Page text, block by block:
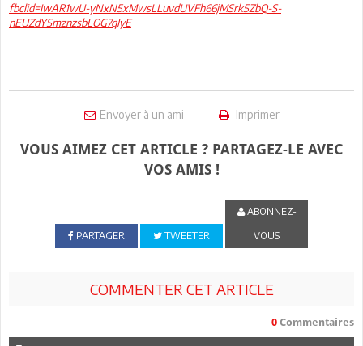
fbclid=IwAR1wU-yNxN5xMwsLLuvdUVFh66jMSrk5ZbQ-S-
nEUZdYSmznzsbLOG7qJyE
Envoyer à un ami Imprimer
VOUS AIMEZ CET ARTICLE ? PARTAGEZ-LE AVEC
VOS AMIS !
PARTAGER TWEETER
ABONNEZ-
VOUS
COMMENTER CET ARTICLE
0 Commentaires